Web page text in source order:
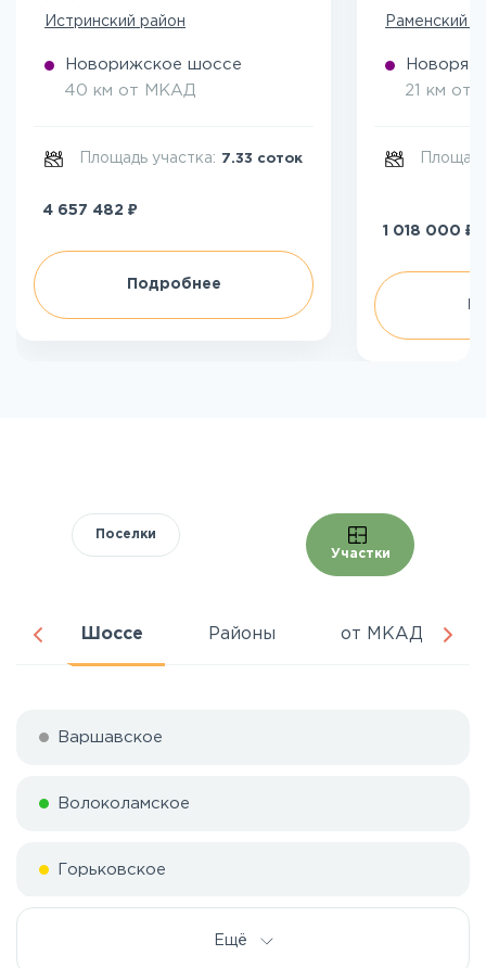
Истринский район
Новорижское шоссе
40 км от МКАД
Площадь участка: 7.33 соток
4 657 482 ₽
Подробнее
Раменский
21 км от
1 018 000 ₽
Поселки
Участки
Шоссе Районы от МКАД
Варшавское
Волоколамское
Горьковское
Ещё